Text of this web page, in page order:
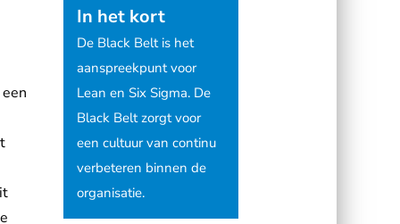
In het kort
De Black Belt is het
aanspreekpunt voor
Lean en Six Sigma. De
Black Belt zorgt voor
een cultuur van continu
verbeteren binnen de
organisatie.